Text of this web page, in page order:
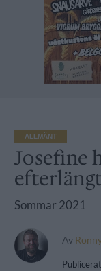
ALLMÄNT
Josefine
Sommar 2021
Av
Publicerat